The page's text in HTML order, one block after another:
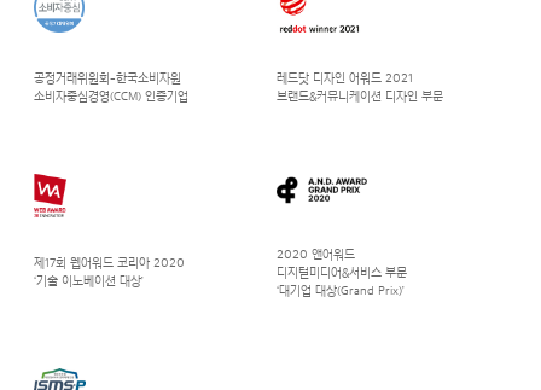
공정거래위원회-한국소비자원
소비자중심경영(CCM) 인증기업
레드닷 디자인 어워드 2021
브랜드&커뮤니케이션 디자인 부문
제17회 웹어워드 코리아 2020
‘기술 이노베이션 대상’
2020 앤어워드
디지털미디어&서비스 부문
‘대기업 대상(Grand Prix)’